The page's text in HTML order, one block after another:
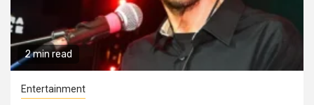
2 min read
Entertainment